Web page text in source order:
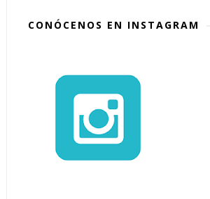
CONÓCENOS EN INSTAGRAM